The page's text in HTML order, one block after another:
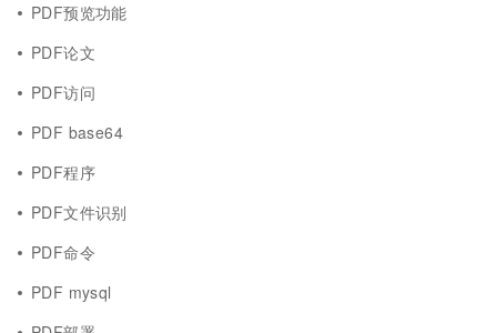
PDF预览功能
PDF论文
PDF访问
PDF base64
PDF程序
PDF文件识别
PDF命令
PDF mysql